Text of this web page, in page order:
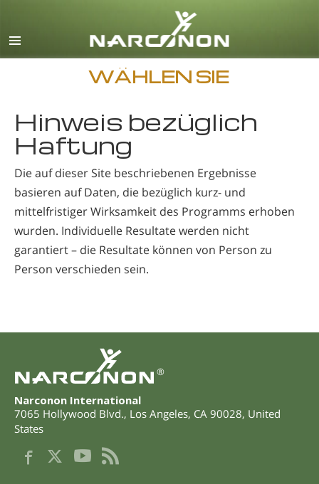
Englisch
Dänisch
Deutsch
Spanisch
Hebräisch
Ungarisch
Italienisch
Japanisch
WÄHLEN SIE
Hinweis bezüglich
Haftung
Die auf dieser Site beschriebenen Ergebnisse
basieren auf Daten, die bezüglich kurz- und
mittelfristiger Wirksamkeit des Programms erhoben
wurden. Individuelle Resultate werden nicht
garantiert – die Resultate können von Person zu
Person verschieden sein.
®
Narconon International
7065 Hollywood Blvd., Los Angeles, CA 90028, United
States